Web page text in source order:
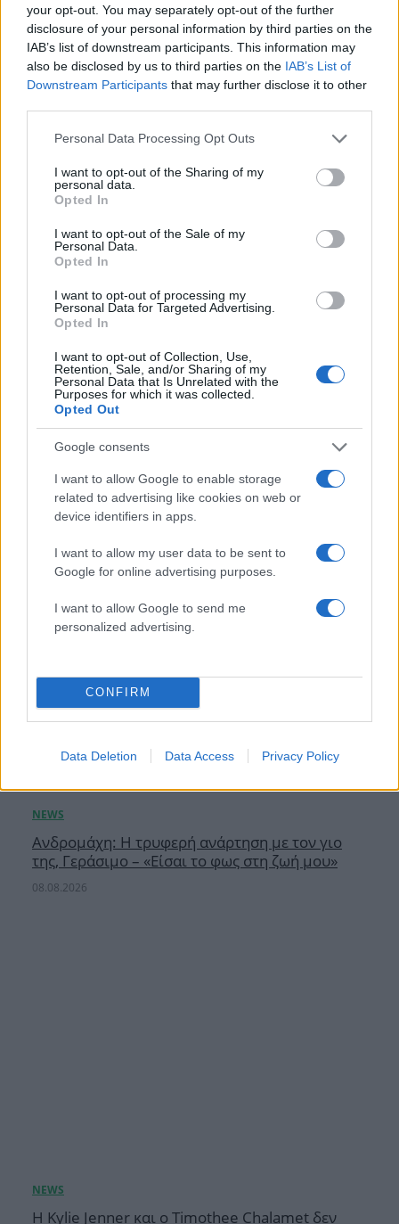
your opt-out. You may separately opt-out of the further
disclosure of your personal information by third parties on the
IAB’s list of downstream participants. This information may
also be disclosed by us to third parties on the IAB’s List of
Downstream Participants that may further disclose it to other
Please note that this website/app uses one or more Google
not limited to your visit or usage behaviour. You may click to
grant or deny consent to Google and its third-party tags to
use your data for below specified purposes in below Google
consent section.
Personal Data Processing Opt Outs
I want to opt-out of the Sharing of my
personal data.
Opted In
I want to opt-out of the Sale of my
Personal Data.
Opted In
I want to opt-out of processing my
Personal Data for Targeted Advertising.
Opted In
I want to opt-out of Collection, Use,
Retention, Sale, and/or Sharing of my
Personal Data that Is Unrelated with the
Purposes for which it was collected.
Opted Out
Google consents
I want to allow Google to enable storage
related to advertising like cookies on web or
device identifiers in apps.
I want to allow my user data to be sent to
Google for online advertising purposes.
I want to allow Google to send me
personalized advertising.
CONFIRM
Data Deletion Data Access Privacy Policy
Κατερίνα Καινούργιου: Η νέα φωτογραφία της
κόρης της από τις διακοπές τους στην Πάρο
Στέφανος Κασσελάκης: «Η δημιουργία
οικογένειας είναι ένα από τα πιο όμορφα και
δημιουργικά όνειρα που έχω»
08.08.2026
Ανδρομάχη: Η τρυφερή ανάρτηση με τον γιο
της, Γεράσιμο – «Είσαι το φως στη ζωή μου»
08.08.2026
Η Kylie Jenner και ο Timothee Chalamet δεν